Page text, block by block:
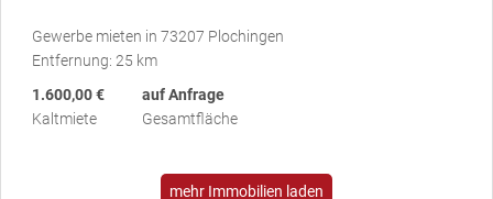
Gewerbe mieten in 73207 Plochingen
Entfernung: 25 km
1.600,00 €
Kaltmiete
auf Anfrage
Gesamtfläche
mehr Immobilien laden